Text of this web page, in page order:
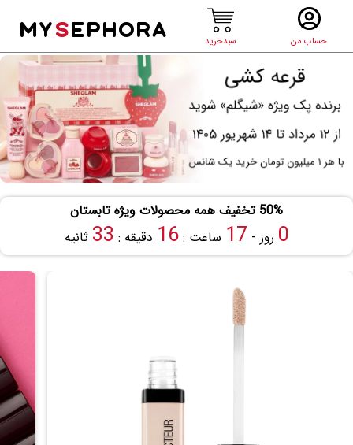
حساب من سبدخرید
MYSEPHORA
50% تخفیف همه محصولات ویژه تابستان
0 روز - 17 ساعت :16 دقیقه : 32 ثانیه